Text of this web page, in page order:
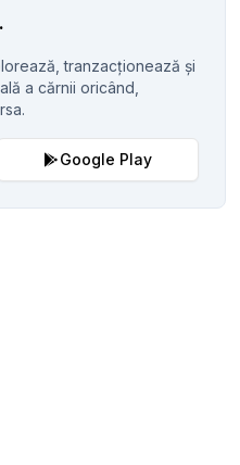
tranzacționează și
a cărnii oricând,
Google Play